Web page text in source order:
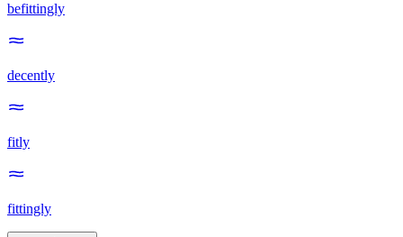
befittingly
decently
fitly
fittingly